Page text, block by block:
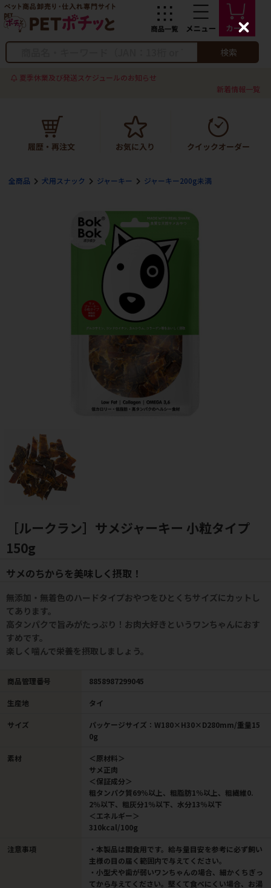
検索
夏季休業及び発送スケジュールのお知らせ
新着情報一覧
全商品 犬用スナック ジャーキー ジャーキー200g未満
［ルークラン］サメジャーキー 小粒タイプ
150g
サメのちからを美味しく摂取！
無添加・無着色のハードタイプおやつをひとくちサイズにカットし
てあります。
高タンパクで旨みがたっぷり！お肉大好きというワンちゃんにおす
すめです。
楽しく噛んで栄養を摂取しましょう。
商品管理番号 8858987299045
生産地 タイ
サイズ
パッケージサイズ：W180×H30×D280mm/重量15
0g
素材
＜原材料＞
サメ正肉
＜保証成分＞
粗タンパク質69％以上、粗脂肪1％以上、粗繊維0.
2％以下、粗灰分1％以下、水分13％以下
＜エネルギー＞
310kcal/100g
注意事項
・本製品は間食用です。給与量目安を参考に必ず飼い
主様の目の届く範囲内で与えてください。
・小型犬や歯が弱いワンちゃんの場合、細かくちぎっ
てから与えてください。堅くて食べにくい場合、お湯
C
l
s